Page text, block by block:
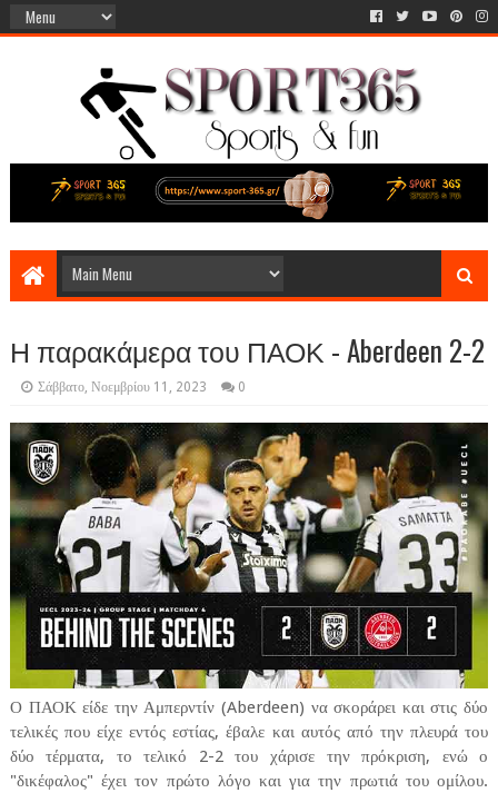
Η παρακάμερα του ΠΑΟΚ - Aberdeen 2-2
Σάββατο, Νοεμβρίου 11, 2023 0
Ο ΠΑΟΚ είδε την Αμπερντίν (Aberdeen) να σκοράρει και στις δύο
τελικές που είχε εντός εστίας, έβαλε και αυτός από την πλευρά του
δύο τέρματα, το τελικό 2-2 του χάρισε την πρόκριση, ενώ ο
"δικέφαλος" έχει τον πρώτο λόγο και για την πρωτιά του ομίλου.